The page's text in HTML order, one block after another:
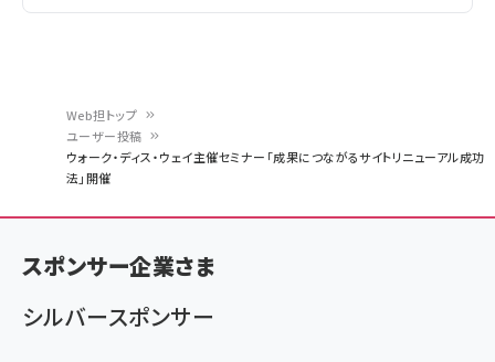
く
ず
Web担トップ
ユーザー投稿
ウォーク・ディス・ウェイ主催セミナー「成果につながるサイトリニューアル成功
法」開催
スポンサー企業さま
シルバースポンサー